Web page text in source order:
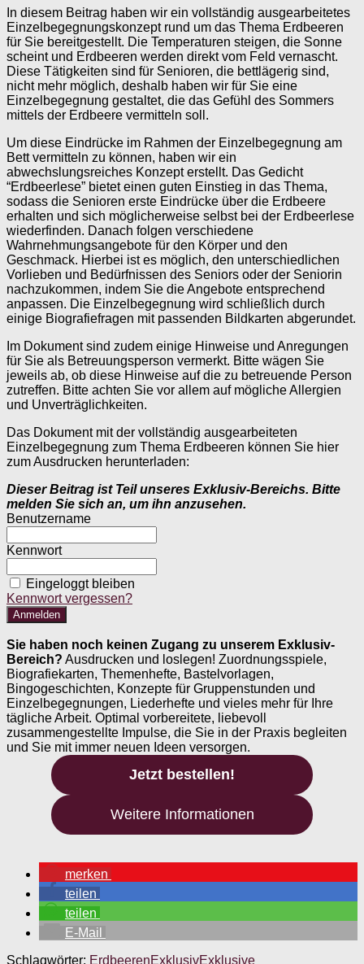
In diesem Beitrag haben wir ein vollständig ausgearbeitetes
Einzelbegegnungskonzept rund um das Thema Erdbeeren
für Sie bereitgestellt. Die Temperaturen steigen, die Sonne
scheint und Erdbeeren werden direkt vom Feld vernascht.
Diese Tätigkeiten sind für Senioren, die bettlägerig sind,
nicht mehr möglich, deshalb haben wir für Sie eine
Einzelbegegnung gestaltet, die das Gefühl des Sommers
mittels der Erdbeere vermitteln soll.
Um diese Eindrücke im Rahmen der Einzelbegegnung am
Bett vermitteln zu können, haben wir ein
abwechslungsreiches Konzept erstellt. Das Gedicht
“Erdbeerlese” bietet einen guten Einstieg in das Thema,
sodass die Senioren erste Eindrücke über die Erdbeere
erhalten und sich möglicherweise selbst bei der Erdbeerlese
wiederfinden. Danach folgen verschiedene
Wahrnehmungsangebote für den Körper und den
Geschmack. Hierbei ist es möglich, den unterschiedlichen
Vorlieben und Bedürfnissen des Seniors oder der Seniorin
nachzukommen, indem Sie die Angebote entsprechend
anpassen. Die Einzelbegegnung wird schließlich durch
einige Biografiefragen mit passenden Bildkarten abgerundet.
Im Dokument sind zudem einige Hinweise und Anregungen
für Sie als Betreuungsperson vermerkt. Bitte wägen Sie
jeweils ab, ob diese Hinweise auf die zu betreuende Person
zutreffen. Bitte achten Sie vor allem auf mögliche Allergien
und Unverträglichkeiten.
Das Dokument mit der vollständig ausgearbeiteten
Einzelbegegnung zum Thema Erdbeeren können Sie hier
zum Ausdrucken herunterladen:
Dieser Beitrag ist Teil unseres Exklusiv-Bereichs. Bitte
melden Sie sich an, um ihn anzusehen.
Benutzername
Kennwort
Eingeloggt bleiben
Kennwort vergessen?
Sie haben noch keinen Zugang zu unserem Exklusiv-
Bereich? Ausdrucken und loslegen! Zuordnungsspiele,
Biografiekarten, Themenhefte, Bastelvorlagen,
Bingogeschichten, Konzepte für Gruppenstunden und
Einzelbegegnungen, Liederhefte und vieles mehr für Ihre
tägliche Arbeit. Optimal vorbereitete, liebevoll
zusammengestellte Impulse, die Sie in der Praxis begleiten
und Sie mit immer neuen Ideen versorgen.
Jetzt bestellen!
Weitere Informationen
merken
teilen
teilen
E-Mail
Schlagwörter: ErdbeerenExklusivExklusive